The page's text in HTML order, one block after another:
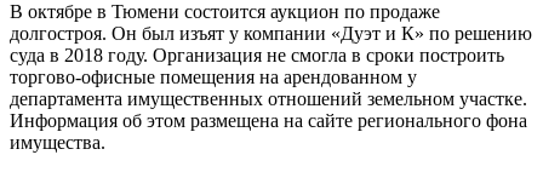
В октябре в Тюмени состоится аукцион по продаже
долгостроя. Он был изъят у компании «Дуэт и К» по решению
суда в 2018 году. Организация не смогла в сроки построить
торгово-офисные помещения на арендованном у
департамента имущественных отношений земельном участке.
Информация об этом размещена на сайте регионального фона
имущества.